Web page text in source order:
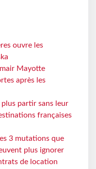
ouvre les
Mayotte
après les
plus partir sans leur
françaises
3 mutations que
plus ignorer
de location